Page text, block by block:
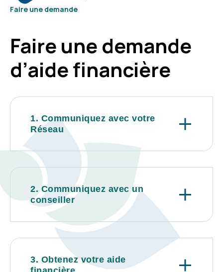
Faire une demande
Faire une demande
d’aide financière
1. Communiquez avec votre
Réseau
2. Communiquez avec un
conseiller
3. Obtenez votre aide